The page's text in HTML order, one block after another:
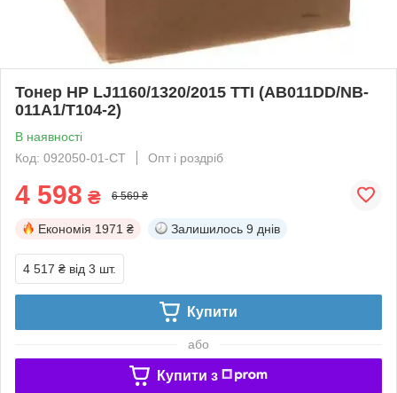
Тонер HP LJ1160/1320/2015 TTI (AB011DD/NB-
011A1/T104-2)
В наявності
Код: 092050-01-СТ
Опт і роздріб
4 598 ₴ 6 569 ₴
Економія 1971 ₴ Залишилось 9 днів
4 517 ₴ від 3 шт.
Купити
або
Купити з